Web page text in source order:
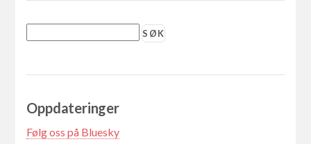
Oppdateringer
Følg oss på Bluesky